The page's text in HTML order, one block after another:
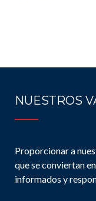
NUESTROS
Proporcionar a
que se conviertan
informados y